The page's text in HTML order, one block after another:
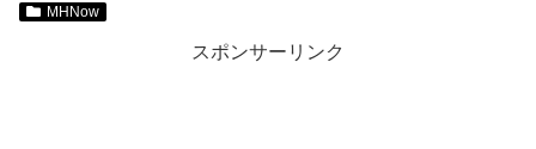
MHNow
スポンサーリンク